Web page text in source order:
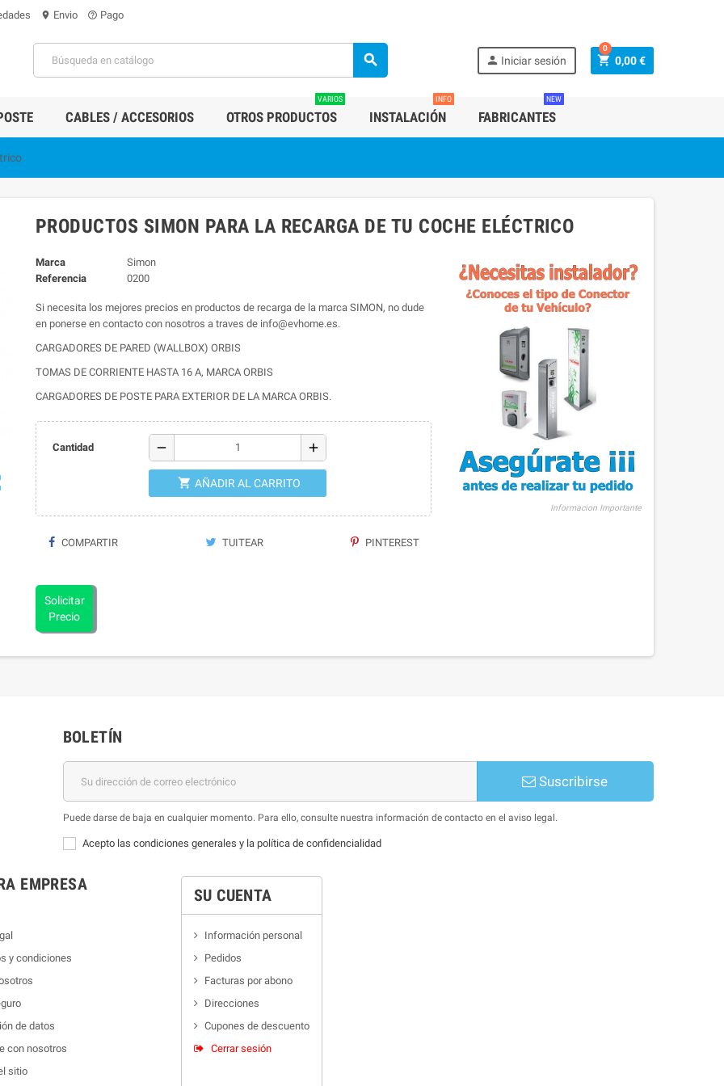
location_on Envio help_outline Pago
search person Iniciar sesión shopping_cart 0,00 €
0
CABLES / ACCESORIOS OTROS PRODUCTOS
VARIOS
INSTALACIÓN
INFO
FABRICANTES
NEW
PRODUCTOS SIMON PARA LA RECARGA DE TU COCHE ELÉCTRICO
Marca
Simon
Referencia
0200
Si necesita los mejores precios en productos de recarga de la marca SIMON, no dude
en ponerse en contacto con nosotros a traves de info@evhome.es.
CARGADORES DE PARED (WALLBOX) ORBIS
TOMAS DE CORRIENTE HASTA 16 A, MARCA ORBIS
CARGADORES DE POSTE PARA EXTERIOR DE LA MARCA ORBIS.
Cantidad remove add
shopping_cart AÑADIR AL CARRITO
COMPARTIR TUITEAR PINTEREST
Solicitar
Precio
Informacion Importante
BOLETÍN
Suscribirse
Puede darse de baja en cualquier momento. Para ello, consulte nuestra información de contacto en el aviso legal.
Acepto las condiciones generales y la política de confidencialidad
EMPRESA
y condiciones
de datos
con nosotros
sitio
SU CUENTA
Información personal
Pedidos
Facturas por abono
Direcciones
Cupones de descuento
Cerrar sesión